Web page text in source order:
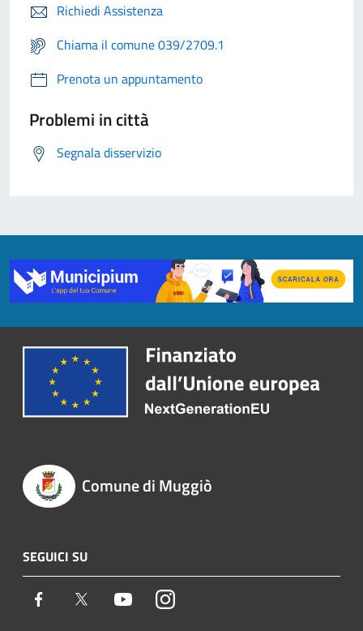
Richiedi Assistenza
Chiama il comune 039/2709.1
Prenota un appuntamento
Problemi in città
Segnala disservizio
Comune di Muggiò
SEGUICI SU
Facebook Twitter YoutubeInstagram